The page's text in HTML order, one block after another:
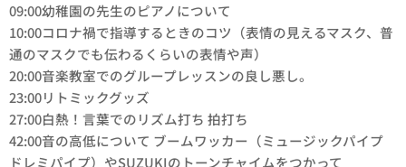
09:00幼稚園の先生のピアノについて
10:00コロナ禍で指導するときのコツ（表情の見えるマスク、普
通のマスクでも伝わるくらいの表情や声）
20:00音楽教室でのグループレッスンの良し悪し。
23:00リトミックグッズ
27:00白熱！言葉でのリズム打ち 拍打ち
42:00音の高低について ブームワッカー（ミュージックパイプ
ドレミパイプ）やSUZUKIのトーンチャイムをつかって